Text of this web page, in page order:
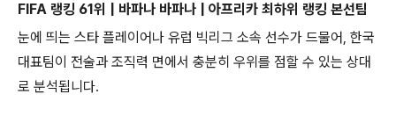
FIFA 랭킹 61위 | 바파나 바파나 | 아프리카 최하위 랭킹 본선팀
눈에 띄는 스타 플레이어나 유럽 빅리그 소속 선수가 드물어, 한국
대표팀이 전술과 조직력 면에서 충분히 우위를 점할 수 있는 상대
로 분석됩니다.